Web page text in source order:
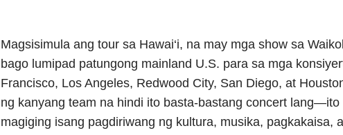
Magsisimula ang tour sa Hawai‘i, na may mga show sa
bago lumipad patungong mainland U.S. para sa mga
Francisco, Los Angeles, Redwood City, San Diego, at
ng kanyang team na hindi ito basta-bastang concert lang—ito
magiging isang pagdiriwang ng kultura, musika, pagkakaisa,